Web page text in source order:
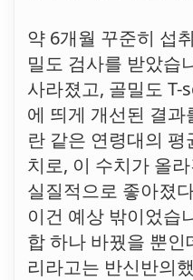
약 6개월 꾸준히 섭
밀도 검사를 받았습
사라졌고, 골밀도 T-
에 띄게 개선된 결
란 같은 연령대의
치로, 이 수치가 올
실질적으로 좋아졌
이건 예상 밖이었습
합 하나 바꿨을 뿐인
리라고는 반신반의